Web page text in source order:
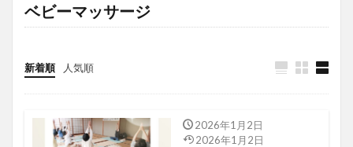
ベビーマッサージ
新着順 人気順
お知らせ
2026年1月2日
2026年1月2日